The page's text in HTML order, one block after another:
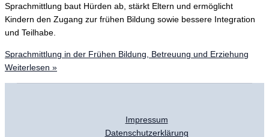
Sprachmittlung baut Hürden ab, stärkt Eltern und ermöglicht
Kindern den Zugang zur frühen Bildung sowie bessere Integration
und Teilhabe.
Sprachmittlung in der Frühen Bildung, Betreuung und Erziehung
Weiterlesen »
Impressum
Datenschutzerklärung